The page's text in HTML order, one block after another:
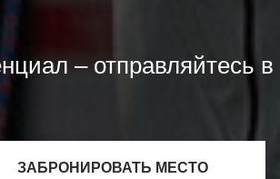
– отправляйтесь
ЗАБРОНИРОВАТЬ МЕСТО